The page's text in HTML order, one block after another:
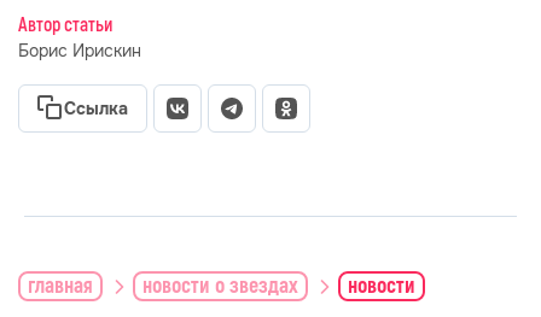
Автор статьи
Борис Ирискин
Ссылка
главная новости о звездах новости